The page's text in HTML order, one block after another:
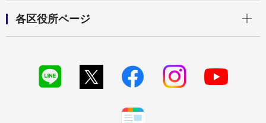
各区役所ページ